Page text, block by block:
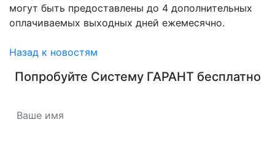
могут быть предоставлены до 4 дополнительных
оплачиваемых выходных дней ежемесячно.
Назад к новостям
Попробуйте Систему ГАРАНТбесплатно